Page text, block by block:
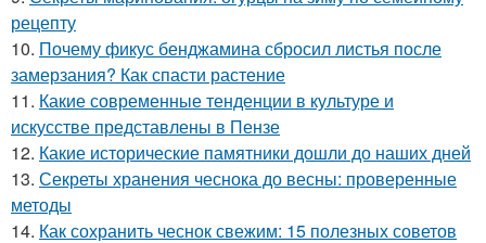
рецепту
10. Почему фикус бенджамина сбросил листья после
замерзания? Как спасти растение
11. Какие современные тенденции в культуре и
искусстве представлены в Пензе
12. Какие исторические памятники дошли до наших дней
13. Секреты хранения чеснока до весны: проверенные
методы
14. Как сохранить чеснок свежим: 15 полезных советов